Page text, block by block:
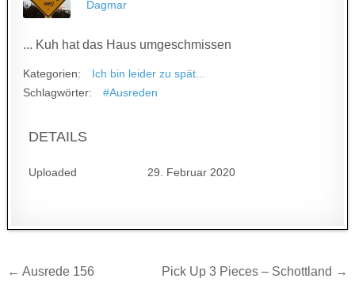
Dagmar
... Kuh hat das Haus umgeschmissen
Kategorien:
Ich bin leider zu spät...
Schlagwörter:
#Ausreden
DETAILS
Uploaded 29. Februar 2020
Beitragsnavigation
← Ausrede 156 Pick Up 3 Pieces – Schottland →